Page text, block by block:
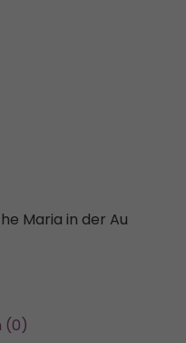
Maria in der Au
(0)